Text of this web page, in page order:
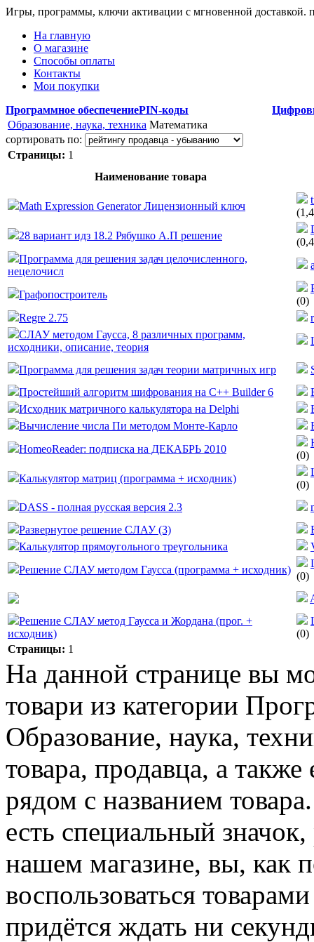
Игры, программы, ключи активации с мгновенной доставкой.
На главную
О магазине
Способы оплаты
Контакты
Мои покупки
Программное обеспечениеPIN-коды
Образование, наука, техника Математика
сортировать по:
Страницы: 1
Наименование товара
Math Expression Generator Лицензионный ключ
28 вариант идз 18.2 Рябушко А.П решение
Программа для решения задач целочисленного,
нецелочисл
Графопостроитель
(0)
Regre 2.75
СЛАУ методом Гаусса, 8 различных программ,
исходники, описание, теория
Программа для решения задач теории матричных игр
Простейший алгоритм шифрования на C++ Builder 6
Исходник матричного калькулятора на Delphi
Вычисление числа Пи методом Монте-Карло
HomeoReader: подписка на ДЕКАБРЬ 2010
(0)
Калькулятор матриц (программа + исходник)
(0)
DASS - полная русская версия 2.3
Развернутое решение СЛАУ (3)
Калькулятор прямоугольного треугольника
Решение СЛАУ методом Гаусса (программа + исходник)
(0)
Решение СЛАУ метод Гаусса и Жордана (прог. +
исходник)
(0)
Страницы: 1
На данной странице вы
товари из категории
Образование, наука,
товара, продавца, а
рядом с названием
есть специальный
нашем магазине, вы, как
воспользоваться
придётся ждать ни